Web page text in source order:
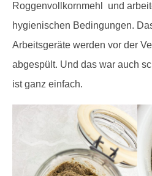
Roggenvollkornmehl und
hygienischen Bedingungen.
Arbeitsgeräte werden vor der
abgespült. Und das war auch
ist ganz einfach.